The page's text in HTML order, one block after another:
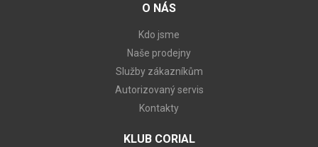
O NÁS
Kdo jsme
Naše prodejny
Služby zákazníkům
Autorizovaný servis
Kontakty
KLUB CORIAL